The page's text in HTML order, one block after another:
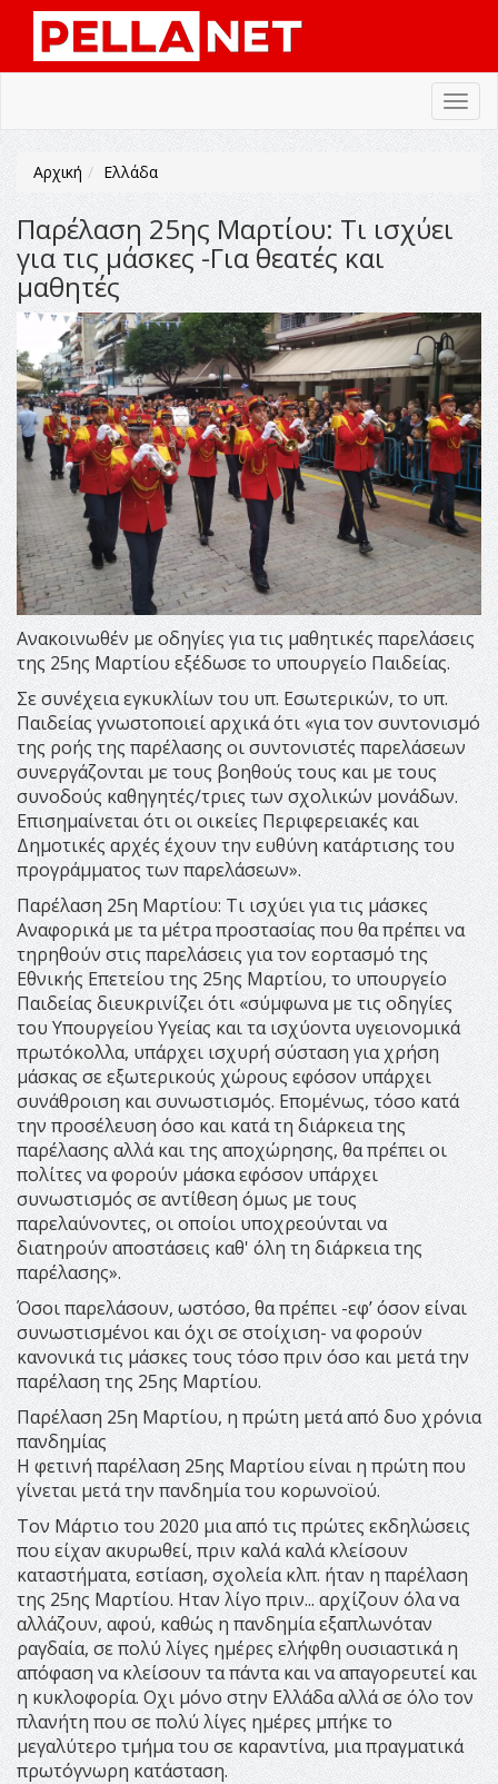
Αρχική Ελλάδα
Παρέλαση 25ης Μαρτίου: Τι ισχύει
για τις μάσκες -Για θεατές και
μαθητές
Ανακοινωθέν με οδηγίες για τις μαθητικές παρελάσεις
της 25ης Μαρτίου εξέδωσε το υπουργείο Παιδείας.
Σε συνέχεια εγκυκλίων του υπ. Εσωτερικών, το υπ.
Παιδείας γνωστοποιεί αρχικά ότι «για τον συντονισμό
της ροής της παρέλασης οι συντονιστές παρελάσεων
συνεργάζονται με τους βοηθούς τους και με τους
συνοδούς καθηγητές/τριες των σχολικών μονάδων.
Επισημαίνεται ότι οι οικείες Περιφερειακές και
Δημοτικές αρχές έχουν την ευθύνη κατάρτισης του
προγράμματος των παρελάσεων».
Παρέλαση 25η Μαρτίου: Τι ισχύει για τις μάσκες
Αναφορικά με τα μέτρα προστασίας που θα πρέπει να
τηρηθούν στις παρελάσεις για τον εορτασμό της
Εθνικής Επετείου της 25ης Μαρτίου, το υπουργείο
Παιδείας διευκρινίζει ότι «σύμφωνα με τις οδηγίες
του Υπουργείου Υγείας και τα ισχύοντα υγειονομικά
πρωτόκολλα, υπάρχει ισχυρή σύσταση για χρήση
μάσκας σε εξωτερικούς χώρους εφόσον υπάρχει
συνάθροιση και συνωστισμός. Επομένως, τόσο κατά
την προσέλευση όσο και κατά τη διάρκεια της
παρέλασης αλλά και της αποχώρησης, θα πρέπει οι
πολίτες να φορούν μάσκα εφόσον υπάρχει
συνωστισμός σε αντίθεση όμως με τους
παρελαύνοντες, οι οποίοι υποχρεούνται να
διατηρούν αποστάσεις καθ' όλη τη διάρκεια της
παρέλασης».
Όσοι παρελάσουν, ωστόσο, θα πρέπει -εφ’ όσον είναι
συνωστισμένοι και όχι σε στοίχιση- να φορούν
κανονικά τις μάσκες τους τόσο πριν όσο και μετά την
παρέλαση της 25ης Μαρτίου.
Παρέλαση 25η Μαρτίου, η πρώτη μετά από δυο χρόνια
πανδημίας
Η φετινή παρέλαση 25ης Μαρτίου είναι η πρώτη που
γίνεται μετά την πανδημία του κορωνοϊού.
Τον Μάρτιο του 2020 μια από τις πρώτες εκδηλώσεις
που είχαν ακυρωθεί, πριν καλά καλά κλείσουν
καταστήματα, εστίαση, σχολεία κλπ. ήταν η παρέλαση
της 25ης Μαρτίου. Ηταν λίγο πριν... αρχίζουν όλα να
αλλάζουν, αφού, καθώς η πανδημία εξαπλωνόταν
ραγδαία, σε πολύ λίγες ημέρες ελήφθη ουσιαστικά η
απόφαση να κλείσουν τα πάντα και να απαγορευτεί και
η κυκλοφορία. Οχι μόνο στην Ελλάδα αλλά σε όλο τον
πλανήτη που σε πολύ λίγες ημέρες μπήκε το
μεγαλύτερο τμήμα του σε καραντίνα, μια πραγματικά
πρωτόγνωρη κατάσταση.